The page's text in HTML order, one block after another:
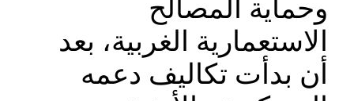
وحماية المصالح
الاستعمارية الغربية، بعد
أن بدأت تكاليف دعمه